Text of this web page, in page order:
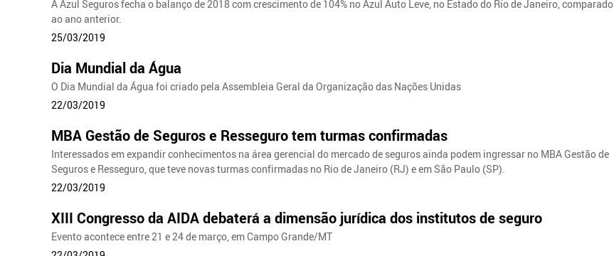
A Azul Seguros fecha o balanço de 2018 com crescimento de 104% no Azul Auto Leve, no Estado do Rio de Janeiro, comparado
ao ano anterior.
25/03/2019
Dia Mundial da Água
O Dia Mundial da Água foi criado pela Assembleia Geral da Organização das Nações Unidas
22/03/2019
MBA Gestão de Seguros e Resseguro tem turmas confirmadas
Interessados em expandir conhecimentos na área gerencial do mercado de seguros ainda podem ingressar no MBA Gestão de
Seguros e Resseguro, que teve novas turmas confirmadas no Rio de Janeiro (RJ) e em São Paulo (SP).
22/03/2019
XIII Congresso da AIDA debaterá a dimensão jurídica dos institutos de seguro
Evento acontece entre 21 e 24 de março, em Campo Grande/MT